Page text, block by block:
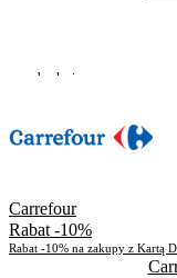
Do odwołania
Carrefour
Rabat -10%
Rabat -10% na zakupy z Kartą